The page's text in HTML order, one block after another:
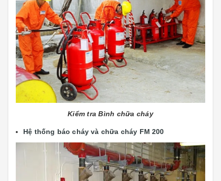
Kiểm tra Bình chữa cháy
Hệ thống báo cháy và chữa cháy FM 200